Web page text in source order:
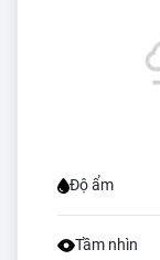
Độ ẩm
Tầm nhìn